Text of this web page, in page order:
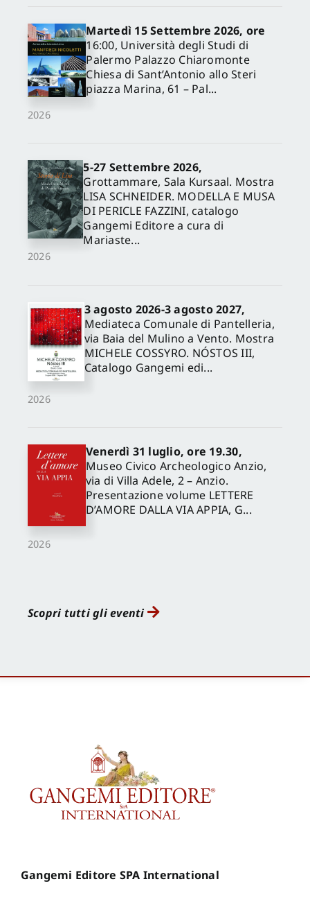
2026
Martedì 15 Settembre 2026, ore
16:00, Università degli Studi di
Palermo Palazzo Chiaromonte
Chiesa di Sant’Antonio allo Steri
piazza Marina, 61 – Pal...
2026
5-27 Settembre 2026,
Grottammare, Sala Kursaal. Mostra
LISA SCHNEIDER. MODELLA E MUSA
DI PERICLE FAZZINI, catalogo
Gangemi Editore a cura di
Mariaste...
2026
3 agosto 2026-3 agosto 2027,
Mediateca Comunale di Pantelleria,
via Baia del Mulino a Vento. Mostra
MICHELE COSSYRO. NÓSTOS III,
Catalogo Gangemi edi...
2026
Venerdì 31 luglio, ore 19.30,
Museo Civico Archeologico Anzio,
via di Villa Adele, 2 – Anzio.
Presentazione volume LETTERE
D’AMORE DALLA VIA APPIA, G...
Scopri tutti gli eventi
Gangemi Editore SPA International